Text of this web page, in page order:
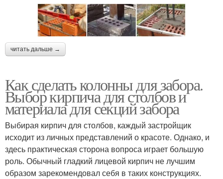
читать дальше →
Как сделать колонны для забора.
Выбор кирпича для столбов и
материала для секций забора
Выбирая кирпич для столбов, каждый застройщик
исходит из личных представлений о красоте. Однако, и
здесь практическая сторона вопроса играет большую
роль. Обычный гладкий лицевой кирпич не лучшим
образом зарекомендовал себя в таких конструкциях.